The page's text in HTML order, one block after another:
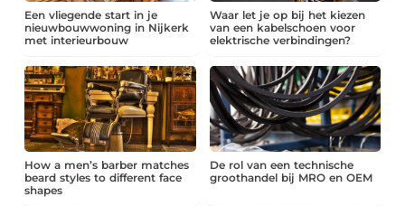
Een vliegende start in je
nieuwbouwwoning in Nijkerk
met interieurbouw
Waar let je op bij het kiezen
van een kabelschoen voor
elektrische verbindingen?
How a men’s barber matches
beard styles to different face
shapes
De rol van een technische
groothandel bij MRO en OEM